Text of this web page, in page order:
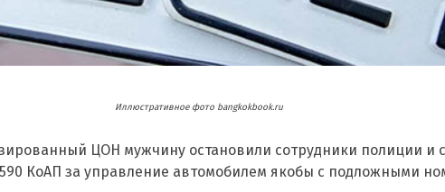
Иллюстративное фото bangkokbook.ru
ЦОН мужчину остановили сотрудники полиции и
590 КоАП за управление автомобилем якобы с подложными